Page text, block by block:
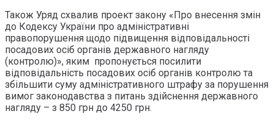
Також Уряд схвалив проект закону «Про внесення змін
до Кодексу України про адміністративні
правопорушення щодо підвищення відповідальності
посадових осіб органів державного нагляду
(контролю)», яким пропонується посилити
відповідальність посадових осіб органів контролю та
збільшити суму адміністративного штрафу за порушення
вимог законодавства з питань здійснення державного
нагляду – з 850 грн до 4250 грн.